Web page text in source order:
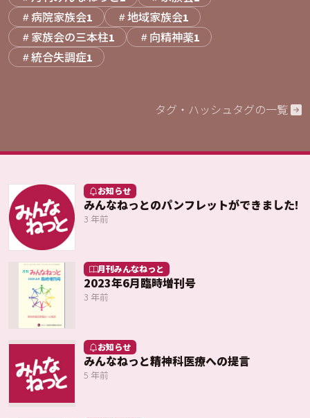
病院家族会1 地域家族会1
家族会の三本柱1 向精神薬1
統合失調症1
タグ・ハッシュタグの一覧
お知らせ
みんなねっとのパンフレットができました!
3 年前
月刊みんなねっと
2023年6月臨時増刊号
3 年前
お知らせ
みんなねっと精神科医療への提言
5 年前